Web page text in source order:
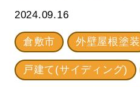
2024.09.16
倉敷市 外壁屋根塗装
戸建て(サイディング)